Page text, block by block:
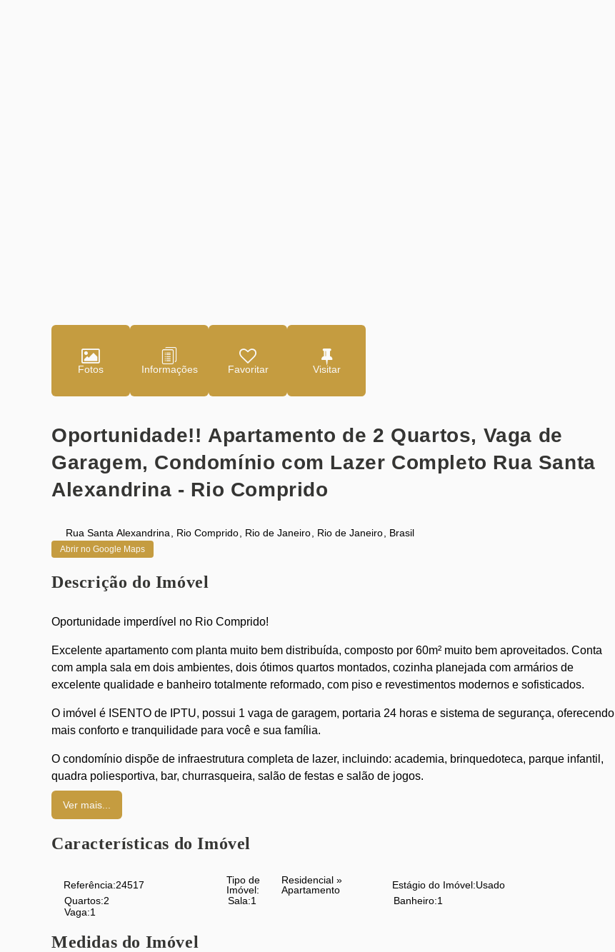
Fotos Favoritar
Oportunidade!! Apartamento de 2 Quartos, Vaga de
Garagem, Condomínio com Lazer Completo Rua Santa
Alexandrina - Rio Comprido
Rua Santa Alexandrina Rio Comprido Rio de Janeiro Rio de Janeiro Brasil
Abrir no Google Maps
Descrição do Imóvel
Oportunidade imperdível no Rio Comprido!
Excelente apartamento com planta muito bem distribuída, composto por 60m² muito bem aproveitados. Conta
com ampla sala em dois ambientes, dois ótimos quartos montados, cozinha planejada com armários de
excelente qualidade e banheiro totalmente reformado, com piso e revestimentos modernos e sofisticados.
O imóvel é ISENTO de IPTU, possui 1 vaga de garagem, portaria 24 horas e sistema de segurança, oferecendo
mais conforto e tranquilidade para você e sua família.
O condomínio dispõe de infraestrutura completa de lazer, incluindo: academia, brinquedoteca, parque infantil,
quadra poliesportiva, bar, churrasqueira, salão de festas e salão de jogos.
Localização privilegiada, próximo à Praça do Rio Comprido, supermercados, transportes e amplo comércio da
região.
Apartamento pronto para morar — entrar e viver
Ver mais...
Características do Imóvel
Referência:24517
Tipo de
Imóvel:
Residencial»
Apartamento
Estágio do Imóvel:Usado
Quartos:2 Sala:1 Banheiro:1
Vaga:1
Medidas do Imóvel